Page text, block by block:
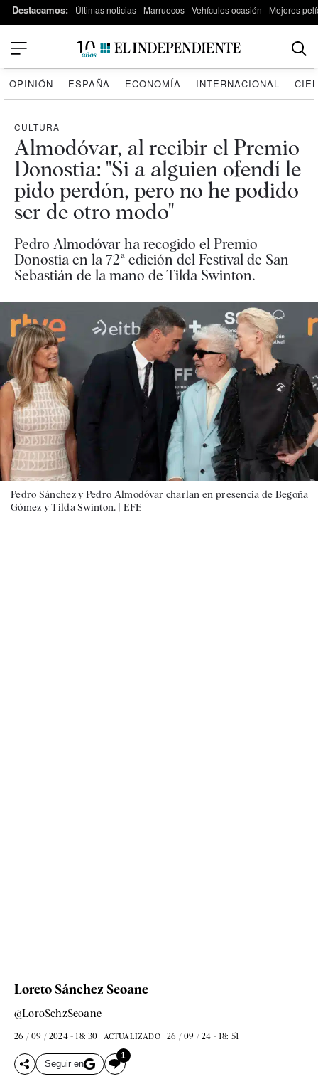
Destacamos: Últimas noticias Marruecos Vehículos ocasión Mejores
OPINIÓN ESPAÑA ECONOMÍA INTERNACIONAL
CULTURA
Almodóvar, al recibir el Premio
Donostia: "Si a alguien ofendí le
pido perdón, pero no he podido
ser de otro modo"
Pedro Almodóvar ha recogido el Premio
Donostia en la 72ª edición del Festival de San
Sebastián de la mano de Tilda Swinton.
Pedro Sánchez y Pedro Almodóvar charlan en presencia de Begoña
Gómez y Tilda Swinton. | EFE
Loreto Sánchez Seoane
@LoroSchzSeoane
26 / 09 / 2024 - 18: 30 ACTUALIZADO 26 / 09 / 24 - 18: 51
Seguir en
1